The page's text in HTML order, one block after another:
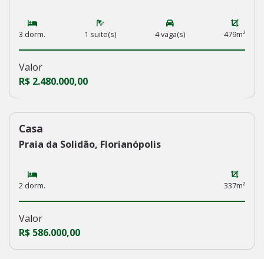
3 dorm. 1 suite(s) 4 vaga(s) 479m²
Valor
R$ 2.480.000,00
218
Casa
Praia da Solidão, Florianópolis
2 dorm. 337m²
Valor
R$ 586.000,00